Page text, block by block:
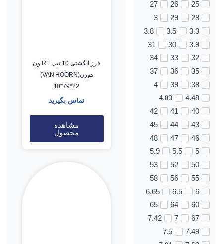
25
26
27
28
29
3
3.3
3.5
3.8
3.9
30
31
32
33
34
35
36
37
38
39
4
4.48
4.83
40
41
42
43
44
45
46
47
48
5
5.5
5.9
50
52
53
55
56
58
6
6.5
6.65
60
64
65
67
7
7.42
7.49
7.5
فرز انگشتی 10 تیپ R1 ون
هورن(VAN HOORN)
10*79*22
تماس بگیرید
مشاهده
محصول